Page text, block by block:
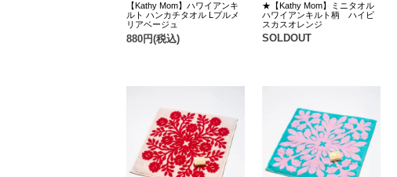
【Kathy Mom】ハワイアンキ
ルト ハンカチタオル Lプルメ
リアベージュ
880円(税込)
★【Kathy Mom】ミニタオル
ハワイアンキルト柄 ハイビ
スカスオレンジ
SOLDOUT